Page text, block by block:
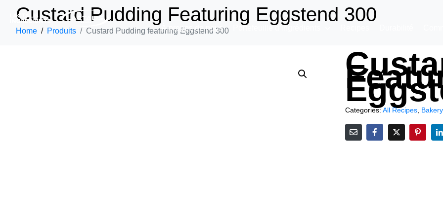
À propos de nous Portefeuille d’ingrédients
Custard Pudding Featuring Eggstend 300
Home Produits Custard Pudding featuring Eggstend 300
Categories: All Recipes, Bakery